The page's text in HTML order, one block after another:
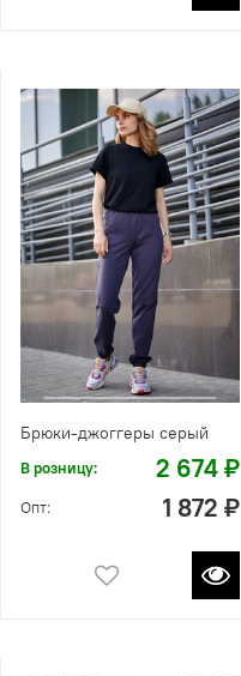
Брюки-джоггеры серый
В розницу: 2 674 ₽
Опт: 1 872 ₽